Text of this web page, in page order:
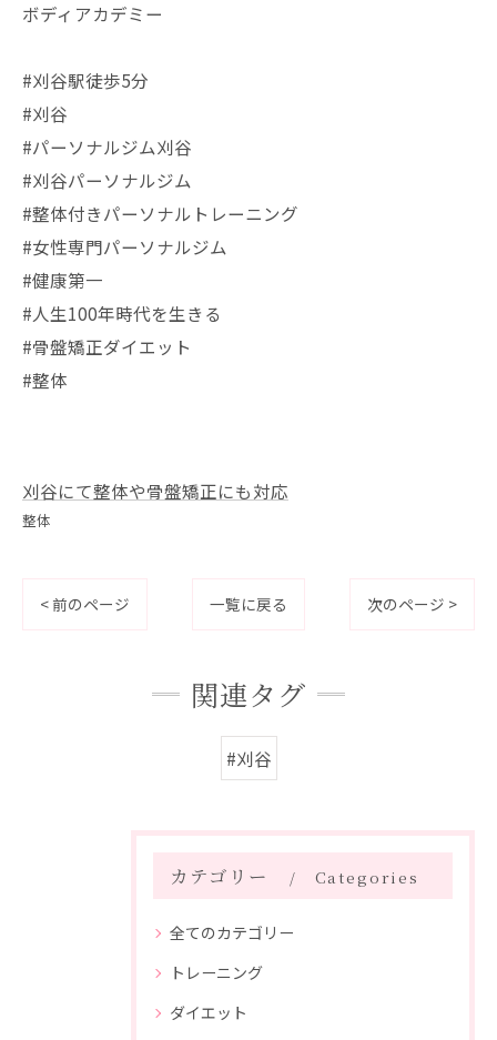
ボディアカデミー
#刈谷駅徒歩5分
#刈谷
#パーソナルジム刈谷
#刈谷パーソナルジム
#整体付きパーソナルトレーニング
#女性専門パーソナルジム
#健康第一
#人生100年時代を生きる
#骨盤矯正ダイエット
#整体
刈谷にて整体や骨盤矯正にも対応
整体
< 前のページ 一覧に戻る 次のページ >
関連タグ
#刈谷
カテゴリー Categories
全てのカテゴリー
トレーニング
ダイエット